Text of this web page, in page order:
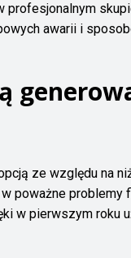
awarii i
ze względu na
poważne problemy
w pierwszym roku